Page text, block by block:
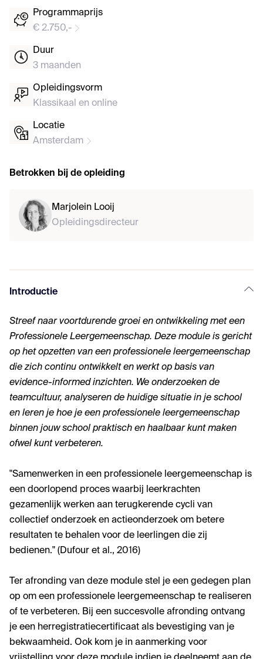
Introductie
Streef naar voortdurende groei en ontwikkeling met een
Professionele Leergemeenschap. Deze module is gericht
op het opzetten van een professionele leergemeenschap
die zich continu ontwikkelt en werkt op basis van
evidence-informed inzichten. We onderzoeken de
teamcultuur, analyseren de huidige situatie in je school
en leren je hoe je een professionele leergemeenschap
binnen jouw school praktisch en haalbaar kunt maken
ofwel kunt verbeteren.
"Samenwerken in een professionele leergemeenschap is
een doorlopend proces waarbij leerkrachten
gezamenlijk werken aan terugkerende cycli van
collectief onderzoek en actieonderzoek om betere
resultaten te behalen voor de leerlingen die zij
bedienen." (Dufour et al., 2016)
Ter afronding van deze module stel je een gedegen plan
op om een professionele leergemeenschap te realiseren
of te verbeteren. Bij een succesvolle afronding ontvang
je een herregistratiecertificaat als bevestiging van je
bekwaamheid. Ook kom je in aanmerking voor
Programmaprijs
€ 2.750,-
Duur
3 maanden
Opleidingsvorm
Klassikaal en online
Locatie
Amsterdam
Betrokken bij de opleiding
Marjolein Looij
Opleidingsdirecteur